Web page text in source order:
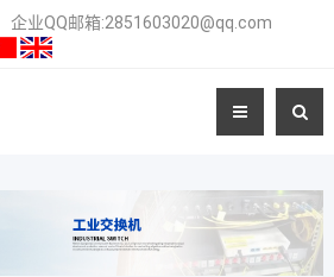
企业QQ邮箱:2851603020@qq.com